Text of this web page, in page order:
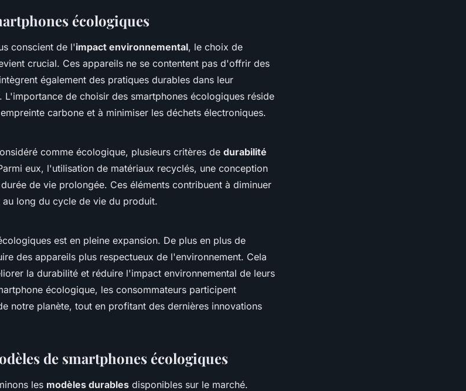
écologiques
conscient de l'impact environnemental, le choix de
crucial. Ces appareils ne se contentent pas d'offrir des
également des pratiques durables dans leur
de choisir des smartphones écologiques réside
carbone et à minimiser les déchets électroniques.
comme écologique, plusieurs critères de durabilité
eux, l'utilisation de matériaux recyclés, une conception
de vie prolongée. Ces éléments contribuent à diminuer
long du cycle de vie du produit.
est en pleine expansion. De plus en plus de
des appareils plus respectueux de l'environnement. Cela
la durabilité et réduire l'impact environnemental de leurs
écologique, les consommateurs participent
notre planète, tout en profitant des dernières innovations
de smartphones écologiques
les modèles durables disponibles sur le marché.